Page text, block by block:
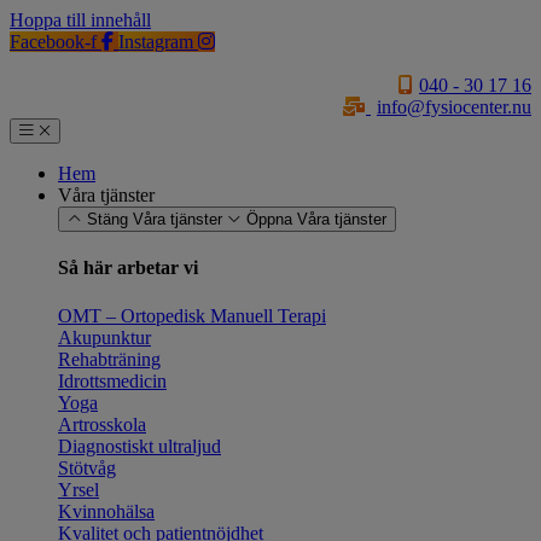
Hoppa till innehåll
Facebook-f
Instagram
040 - 30 17 16
info@fysiocenter.nu
Hem
Våra tjänster
Stäng Våra tjänster Öppna Våra tjänster
Så här arbetar vi
OMT – Ortopedisk Manuell Terapi
Akupunktur
Rehabträning
Idrottsmedicin
Yoga
Artrosskola
Diagnostiskt ultraljud
Stötvåg
Yrsel
Kvinnohälsa
Kvalitet och patientnöjdhet